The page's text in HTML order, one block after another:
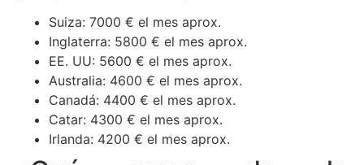
Suiza: 7000 € el mes aprox.
Inglaterra: 5800 € el mes aprox.
EE. UU: 5600 € el mes aprox.
Australia: 4600 € el mes aprox.
Canadá: 4400 € el mes aprox.
Catar: 4300 € el mes aprox.
Irlanda: 4200 € el mes aprox.